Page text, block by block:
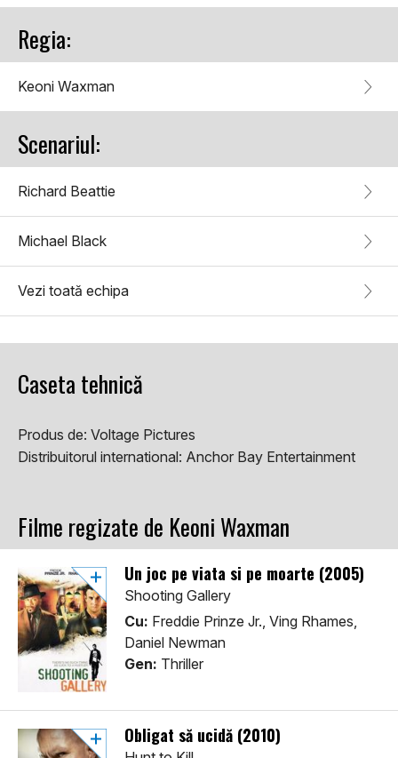
Regia:
Keoni Waxman
Scenariul:
Richard Beattie
Michael Black
Vezi toată echipa
Caseta tehnică
Produs de: Voltage Pictures
Distribuitorul international: Anchor Bay Entertainment
Filme regizate de Keoni Waxman
Un joc pe viata si pe moarte (2005)
Shooting Gallery
Cu: Freddie Prinze Jr., Ving Rhames,
Daniel Newman
Gen: Thriller
Obligat să ucidă (2010)